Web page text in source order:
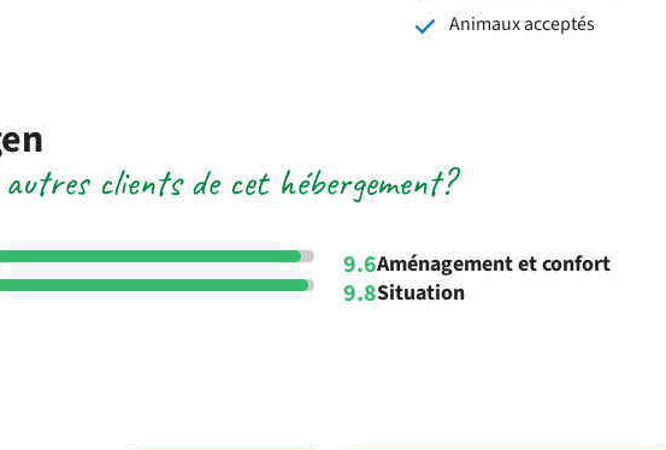
Animaux acceptés
autres clients de cet hébergement?
9.6Aménagement et confort
9.8Situation